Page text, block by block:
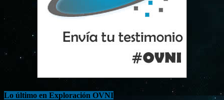
Lo último en Exploración OVNI